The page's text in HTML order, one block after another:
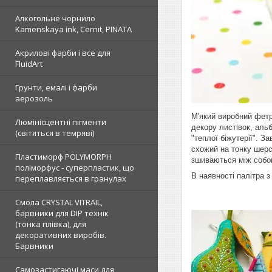
Алкогольне чорнило
Kamenskaya ink, Cernit, PINATA
Акрилові фарби і все для
FluidArt
Грунти, емалі і фарби
аерозоль
Люмінісцентні пігменти
(світяться в темряві)
Пластиморф POLYMORPH
поліморфус - суперпластик, що
переплавляється в гранулах
Смола CRYSTAL VITRAIL,
барвники для DIP технік
(тонка плівка), для
декоративних виробів.
Барвники
Самозастигаючі маси для
М'який виробний
декору листівок,
"теплої біжутерії".
схожий на тонку
зшиваються між
В наявності палітра